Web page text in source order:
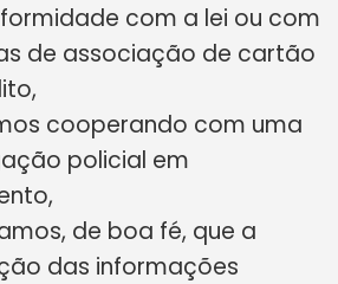
com a lei ou com
de associação de cartão
cooperando com uma
policial em
de boa fé, que a
das informações